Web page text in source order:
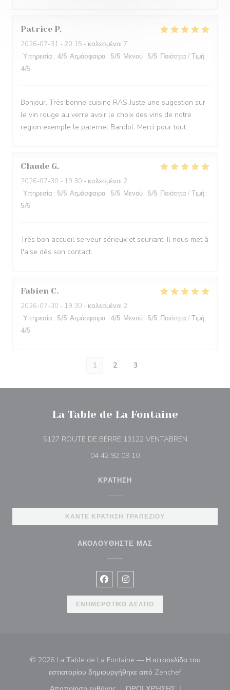
Patrice P
2026-07-31 - 20:15 - καλεσμένοι 7
Υπηρεσία : 4/5 Ατμόσφαιρα : 5/5 Μενού : 5/5 Ποιότητα / Τιμή :
4/5
Bonjour, Trés bonne cuisine RAS Juste une sugestion sur
le vin rouge au verre avoir le choix des vins de notre
region exemple le paternel Bandol. Merci pour tout.
Claude G
2026-07-30 - 19:30 - καλεσμένοι 2
Υπηρεσία : 5/5 Ατμόσφαιρα : 5/5 Μενού : 5/5 Ποιότητα / Τιμή :
5/5
Très bon accueil serveur sérieux et souriant. Il nous met à
l'aise dès son contact.
Fabien C
2026-07-30 - 19:30 - καλεσμένοι 2
Υπηρεσία : 5/5 Ατμόσφαιρα : 4/5 Μενού : 5/5 Ποιότητα / Τιμή :
4/5
1 2 3
La Table de La Fontaine
5127 ROUTE DE BERRE 13122 VENTABREN((ανοίγει σε
04 42 92 09 10
ΚΡΆΤΗΣΗ
ΚΆΝΤΕ ΚΡΆΤΗΣΗ ΤΡΑΠΕΖΙΟΎ
ΑΚΟΛΟΥΘΉΣΤΕ ΜΑΣ
Facebook ((ανοίγει σε νέο
Instagram ((ανοίγει σε νέο
ΕΝΗΜΕΡΩΤΙΚΌ ΔΕΛΤΊΟ
© 2026 La Table de La Fontaine — Η ιστοσελίδα του
εστιατορίου δημιουργήθηκε από Zenchef((ανοίγει σε